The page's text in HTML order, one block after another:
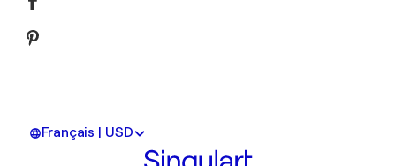
Français | USD